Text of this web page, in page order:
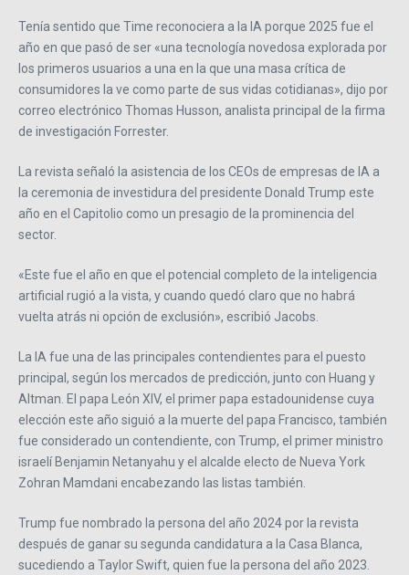
Tenía sentido que Time reconociera a la IA porque 2025 fue el
año en que pasó de ser «una tecnología novedosa explorada por
los primeros usuarios a una en la que una masa crítica de
consumidores la ve como parte de sus vidas cotidianas», dijo por
correo electrónico Thomas Husson, analista principal de la firma
de investigación Forrester.
La revista señaló la asistencia de los CEOs de empresas de IA a
la ceremonia de investidura del presidente Donald Trump este
año en el Capitolio como un presagio de la prominencia del
sector.
«Este fue el año en que el potencial completo de la inteligencia
artificial rugió a la vista, y cuando quedó claro que no habrá
vuelta atrás ni opción de exclusión», escribió Jacobs.
La IA fue una de las principales contendientes para el puesto
principal, según los mercados de predicción, junto con Huang y
Altman. El papa León XIV, el primer papa estadounidense cuya
elección este año siguió a la muerte del papa Francisco, también
fue considerado un contendiente, con Trump, el primer ministro
israelí Benjamin Netanyahu y el alcalde electo de Nueva York
Zohran Mamdani encabezando las listas también.
Trump fue nombrado la persona del año 2024 por la revista
después de ganar su segunda candidatura a la Casa Blanca,
sucediendo a Taylor Swift, quien fue la persona del año 2023.